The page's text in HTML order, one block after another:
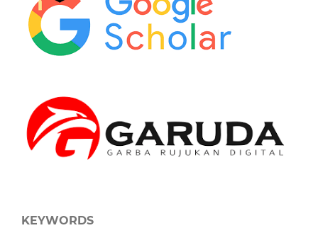
KEYWORDS